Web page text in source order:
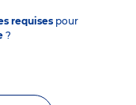
requises pour
?